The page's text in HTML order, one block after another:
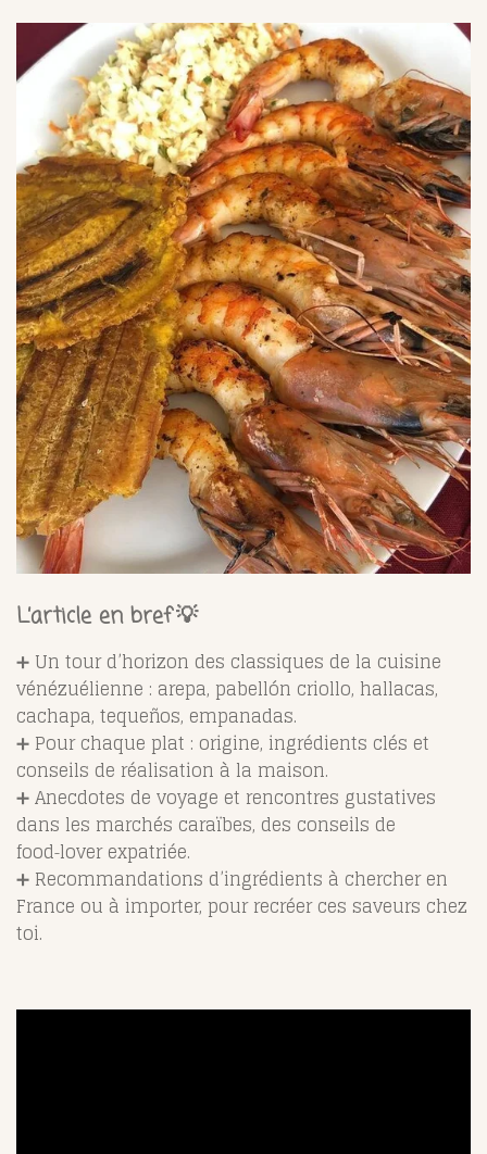
L’article en bref 💡
➕ Un tour d’horizon des classiques de la cuisine
vénézuélienne : arepa, pabellón criollo, hallacas,
cachapa, tequeños, empanadas.
➕ Pour chaque plat : origine, ingrédients clés et
conseils de réalisation à la maison.
➕ Anecdotes de voyage et rencontres gustatives
dans les marchés caraïbes, des conseils de
food‑lover expatriée.
➕ Recommandations d’ingrédients à chercher en
France ou à importer, pour recréer ces saveurs chez
toi.